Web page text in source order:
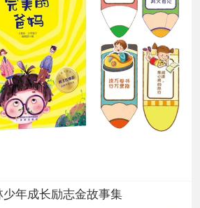
年成长励志金故事集